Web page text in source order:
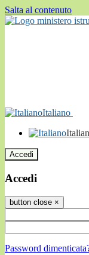
Salta al contenuto
Italiano
Accedi
Accedi
button close ×
Password